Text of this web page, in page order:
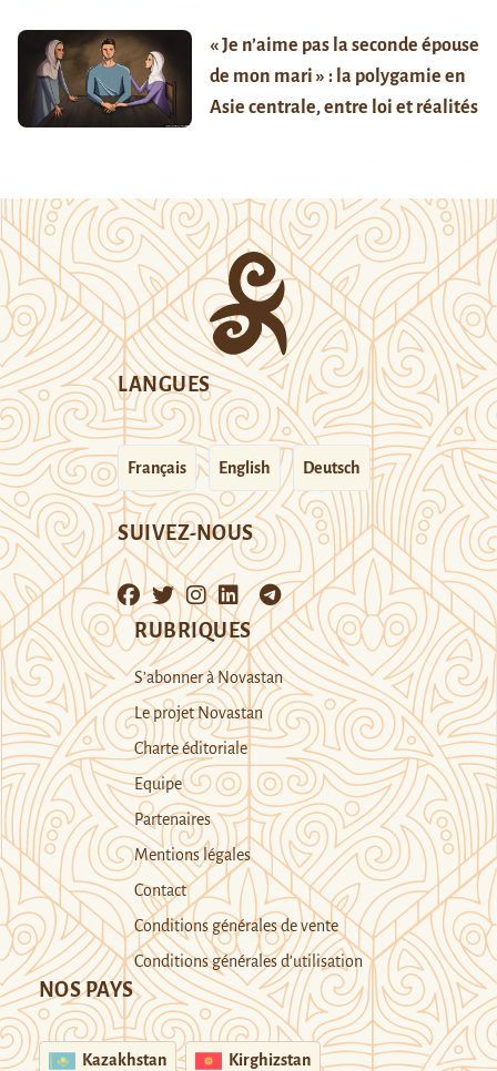
« Je n’aime pas la seconde épouse
de mon mari » : la polygamie en
Asie centrale, entre loi et réalités
LANGUES
Français English Deutsch
SUIVEZ-NOUS
RUBRIQUES
S’abonner à Novastan
Le projet Novastan
Charte éditoriale
Equipe
Partenaires
Mentions légales
Contact
Conditions générales de vente
Conditions générales d’utilisation
NOS PAYS
Kazakhstan Kirghizstan